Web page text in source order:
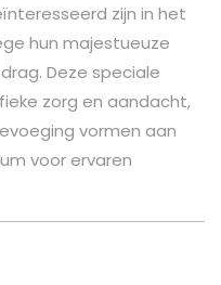
zijn in het
hun majestueuze
Deze speciale
zorg en aandacht,
vormen aan
voor ervaren